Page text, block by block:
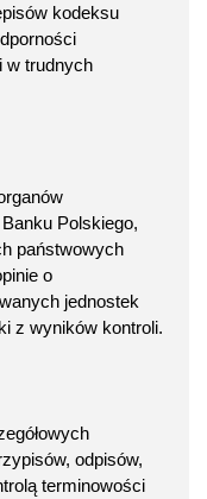
kodeksu
w trudnych
Polskiego,
państwowych
o
jednostek
z wyników kontroli.
odpisów,
terminowości